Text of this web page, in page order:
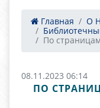
Главная О
По
08.11.2023 06:14
ПО